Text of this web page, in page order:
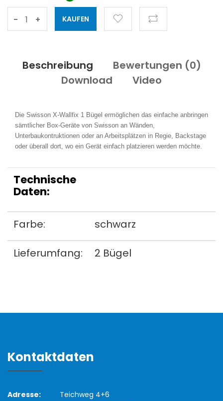
- +
Beschreibung Bewertungen (0)
Download
Video
Die Swisson X-Wallfix 1 Bügel ermöglichen das einfache anbringen
sämtlicher Box-Geräte von Swisson an Wänden,
Unterbaukontruktionen oder an Arbeitsplätzen in Regie, Backstage
oder überall dort, wo ein Gerät einfach platzieren werden möchte.
Technische
Daten:
Farbe: schwarz
Lieferumfang: 2 Bügel
Kontaktdaten
Adresse:
Teichweg 4+6